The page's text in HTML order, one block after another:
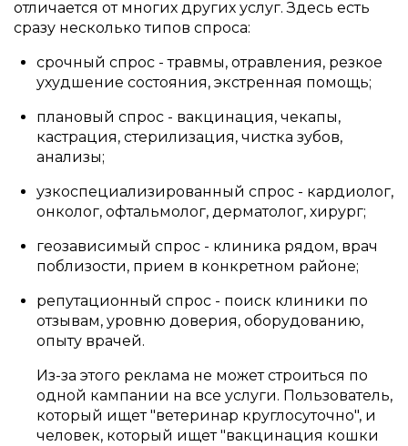
отличается от многих других услуг. Здесь есть
сразу несколько типов спроса:
срочный спрос - травмы, отравления, резкое
ухудшение состояния, экстренная помощь;
плановый спрос - вакцинация, чекапы,
кастрация, стерилизация, чистка зубов,
анализы;
узкоспециализированный спрос - кардиолог,
онколог, офтальмолог, дерматолог, хирург;
геозависимый спрос - клиника рядом, врач
поблизости, прием в конкретном районе;
репутационный спрос - поиск клиники по
отзывам, уровню доверия, оборудованию,
опыту врачей.
Из-за этого реклама не может строиться по
одной кампании на все услуги. Пользователь,
который ищет "ветеринар круглосуточно", и
человек, который ищет "вакцинация кошки